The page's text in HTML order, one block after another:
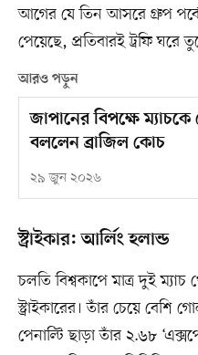
আগের যে তিন আসরে গ্রুপ
পেয়েছে, প্রতিবারই ট্রফি ঘরে
আরও পড়ুন
জাপানের বিপক্ষে
বললেন ব্রাজিল কোচ
২৯ জুন ২০২৬
স্ট্রাইকার: আর্লিং হলান্ড
চলতি বিশ্বকাপে মাত্র দুই
স্ট্রাইকারের। তাঁর চেয়ে
পেনাল্টি ছাড়া তাঁর ২.৬৮